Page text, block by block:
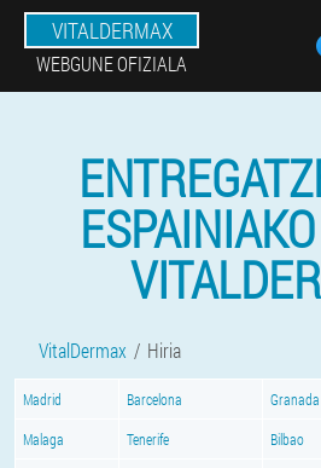
VITALDERMAX
WEBGUNE OFIZIALA
VitalDermax Hiria
Madrid Barcelona Granada
Malaga Tenerife Bilbao